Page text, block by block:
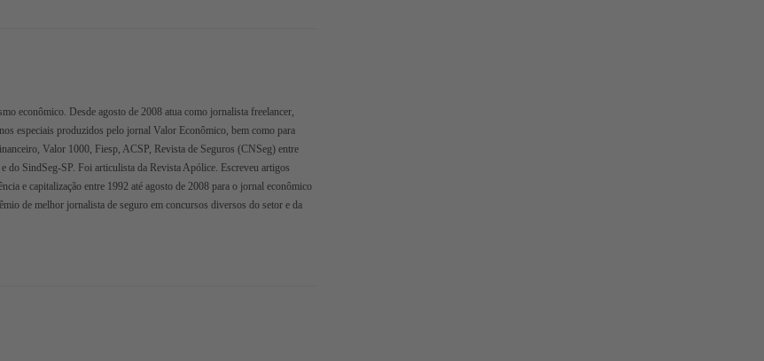
econômico. Desde agosto de 2008 atua como jornalista freelancer,
especiais produzidos pelo jornal Valor Econômico, bem como para
Valor 1000, Fiesp, ACSP, Revista de Seguros (CNSeg) entre
do SindSeg-SP. Foi articulista da Revista Apólice. Escreveu artigos
e capitalização entre 1992 até agosto de 2008 para o jornal econômico
de melhor jornalista de seguro em concursos diversos do setor e da